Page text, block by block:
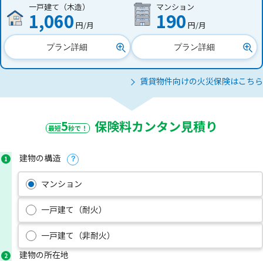
一戸建て（木造）
1,060 円/月
プラン詳細
マンション
190 円/月
プラン詳細
賃貸物件向けの火災保険はこちら
最短5秒で！ 保険料カンタン見積り
1 建物の構造 ？
マンション
一戸建て（耐火）
一戸建て（非耐火）
2 建物の所在地